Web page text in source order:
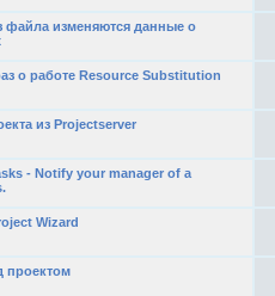
файла изменяются данные о
о работе Resource Substitution
из Projectserver
- Notify your manager of a
Wizard
проектом